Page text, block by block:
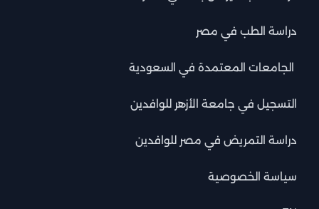
دراسة الطب في مصر
الجامعات المعتمدة في السعودية
التسجيل في جامعة الأزهر للوافدين
دراسة التمريض في مصر للوافدين
سياسة الخصوصية